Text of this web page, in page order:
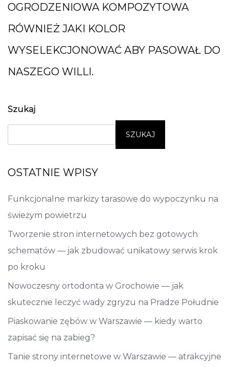
OGRODZENIOWA KOMPOZYTOWA
RÓWNIEŻ JAKI KOLOR
WYSELEKCJONOWAĆ ABY PASOWAŁ DO
NASZEGO WILLI.
Szukaj
SZUKAJ
OSTATNIE WPISY
Funkcjonalne markizy tarasowe do wypoczynku na
świeżym powietrzu
Tworzenie stron internetowych bez gotowych
schematów — jak zbudować unikatowy serwis krok
po kroku
Nowoczesny ortodonta w Grochowie — jak
skutecznie leczyć wady zgryzu na Pradze Południe
Piaskowanie zębów w Warszawie — kiedy warto
zapisać się na zabieg?
Tanie strony internetowe w Warszawie — atrakcyjne